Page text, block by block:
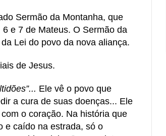
Sermão da Montanha, que
e 7 de Mateus. O Sermão da
Lei do povo da nova aliança.
de Jesus.
Ele vê o povo que
a cura de suas doenças... Ele
o coração. Na história que
e caído na estrada, só o